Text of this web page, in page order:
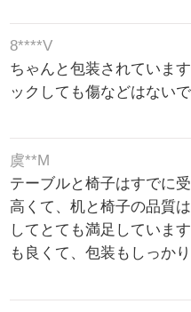
8****V
ちゃんと包装されていま
ックしても傷などはない
虞**M
テーブルと椅子はすでに
高くて、机と椅子の品質
してとても満足していま
も良くて、包装もしっか